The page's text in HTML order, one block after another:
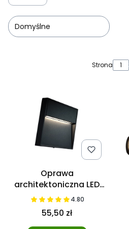
Domyślne
Strona
Oprawa
architektoniczna LED
Santiago 4W
Kwadratowa
4.80
55,50 zł